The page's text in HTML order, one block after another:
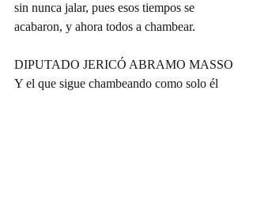
sin nunca jalar, pues esos tiempos se
acabaron, y ahora todos a chambear.
DIPUTADO JERICÓ ABRAMO MASSO
Y el que sigue chambeando como solo él